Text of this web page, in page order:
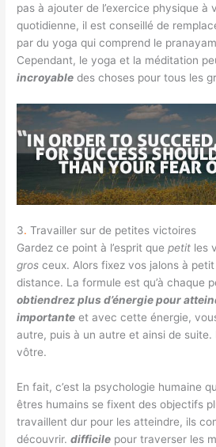
pas à ajouter de l’exercice physique à
quotidienne, il est conseillé de
par du yoga qui comprend le
Cependant, le yoga et la méditation
incroyable des choses pour tous les
3. Travailler sur de petites victoires
Gardez ce point à l’esprit quepetit les
gros ceux. Alors fixez vos jalons à petit
distance. La formule est qu’à chaque
obtiendrez plus d’énergie pour
importante et avec cette énergie,
autre, puis à un autre et ainsi de
vôtre.
En fait, c’est la psychologie humaine
êtres humains se fixent des objectifs
travaillent dur pour les atteindre, ils
découvrir.difficile pour traverser les